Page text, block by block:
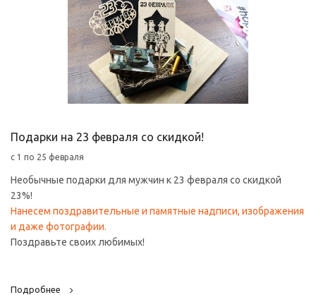
Подарки на 23 февраля со скидкой!
с 1 по 25 февраля
Необычные подарки для мужчин к 23 февраля со скидкой
23%!
Нанесем поздравительные и памятные надписи, изображения
и даже фотографии.
Поздравьте своих любимых!
Подробнее